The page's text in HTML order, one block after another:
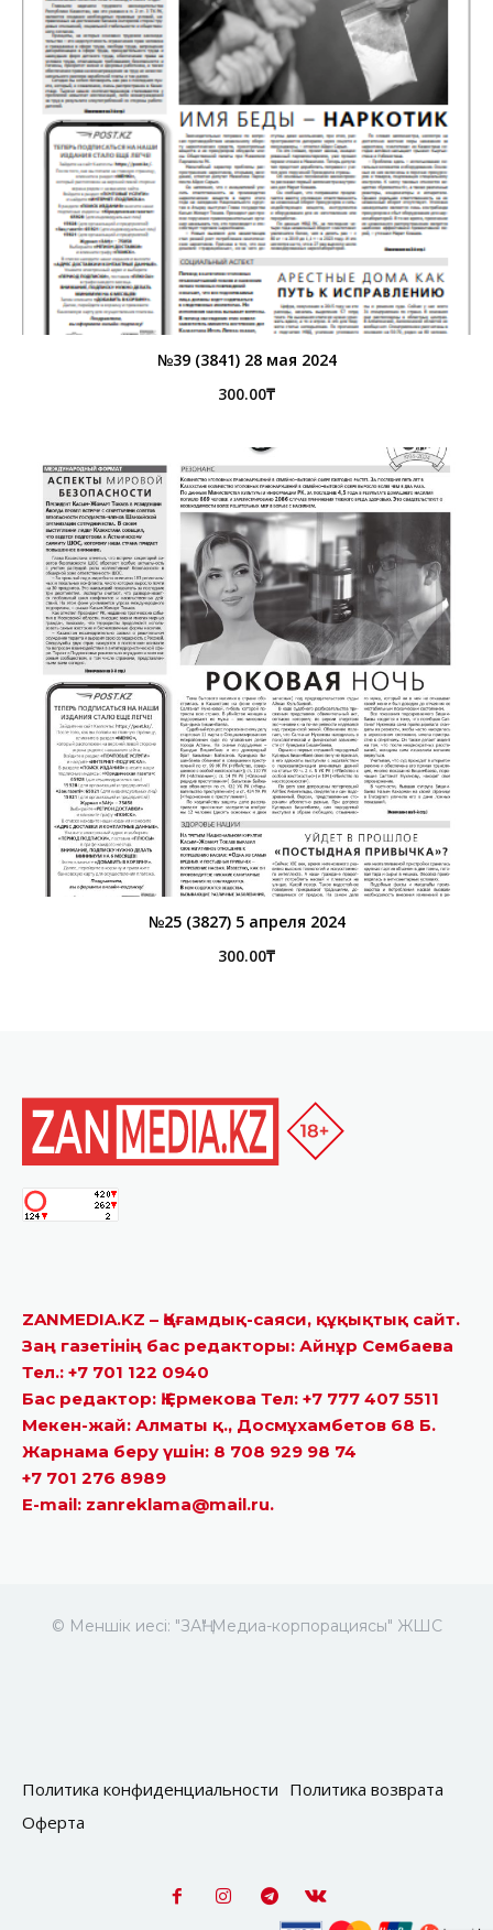
№39 (3841) 28 мая 2024
300.00₸
№25 (3827) 5 апреля 2024
300.00₸
ZANMEDIA.KZ – Қоғамдық-саяси, құқықтық сайт.
Заң газетінің бас редакторы: Айнұр Сембаева
Тел.: +7 701 122 0940
Бас редактор: Қ.Ермекова Тел: +7 777 407 5511
Мекен-жай: Алматы қ., Досмұхамбетов 68 Б.
Жарнама беру үшін: 8 708 929 98 74
+7 701 276 8989
E-mail: zanreklama@mail.ru.
© Меншік иесі: "ЗАҢ" Медиа-корпорациясы" ЖШС
Политика конфиденциальности Политика возврата
Оферта